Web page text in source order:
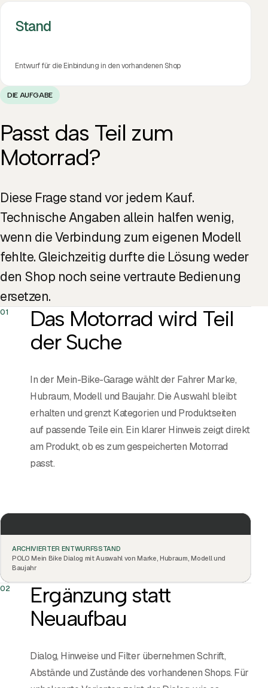
Stand
Entwurf für die Einbindung in den vorhandenen Shop
DIE AUFGABE
Passt das Teil zum
Motorrad?
Diese Frage stand vor jedem Kauf.
Technische Angaben allein halfen wenig,
wenn die Verbindung zum eigenen Modell
fehlte. Gleichzeitig durfte die Lösung weder
den Shop noch seine vertraute Bedienung
ersetzen.
01
Das Motorrad wird Teil
der Suche
In der Mein-Bike-Garage wählt der Fahrer Marke,
Hubraum, Modell und Baujahr. Die Auswahl bleibt
erhalten und grenzt Kategorien und Produktseiten
auf passende Teile ein. Ein klarer Hinweis zeigt direkt
am Produkt, ob es zum gespeicherten Motorrad
passt.
ARCHIVIERTER ENTWURFSSTAND
POLO Mein Bike Dialog mit Auswahl von Marke, Hubraum, Modell und
Baujahr
02
Ergänzung statt
Neuaufbau
Dialog, Hinweise und Filter übernehmen Schrift,
Abstände und Zustände des vorhandenen Shops. Für